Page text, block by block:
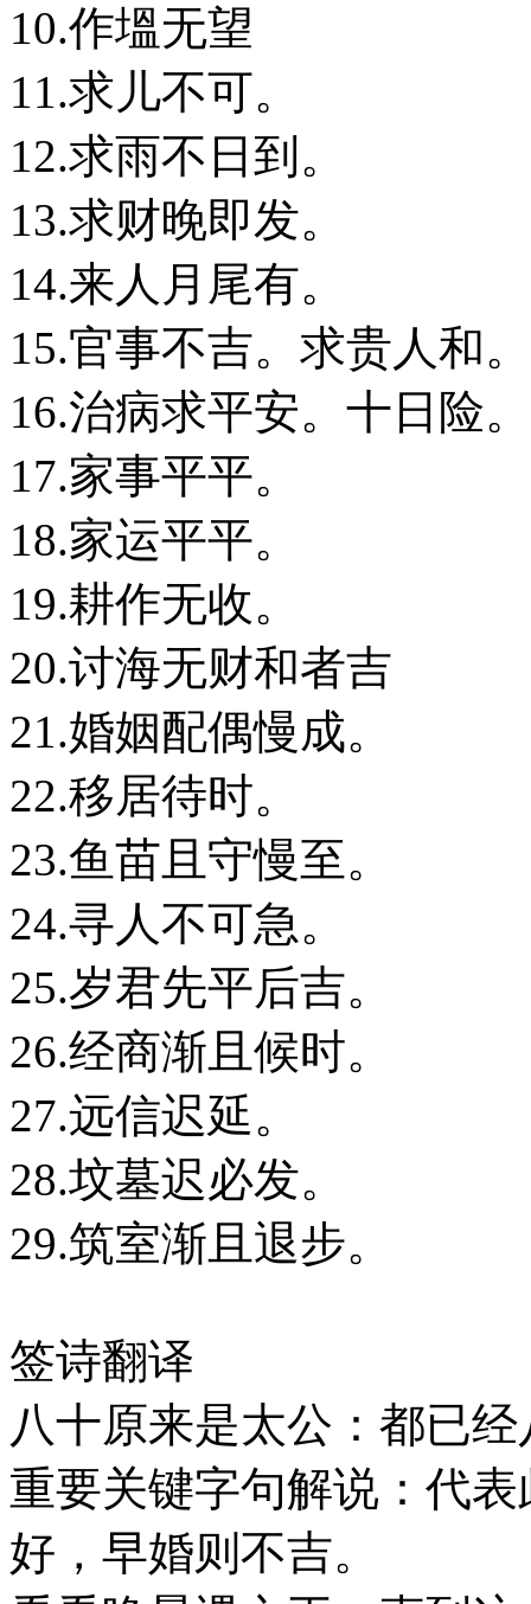
10.作塭无望
11.求儿不可。
12.求雨不日到。
13.求财晚即发。
14.来人月尾有。
15.官事不吉。求贵人和。
16.治病求平安。十日险。
17.家事平平。
18.家运平平。
19.耕作无收。
20.讨海无财和者吉
21.婚姻配偶慢成。
22.移居待时。
23.鱼苗且守慢至。
24.寻人不可急。
25.岁君先平后吉。
26.经商渐且候时。
27.远信迟延。
28.坟墓迟必发。
29.筑室渐且退步。
签诗翻译
八十原来是太公：都已
重要关键字句解说：代
好，早婚则不吉。